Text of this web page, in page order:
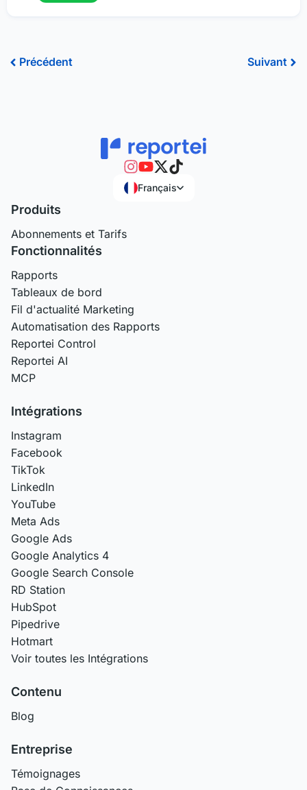
Précédent
Précédent Suivant
Français
Produits
Abonnements et Tarifs
Fonctionnalités
Rapports
Tableaux de bord
Fil d'actualité Marketing
Automatisation des Rapports
Reportei Control
Reportei AI
MCP
Intégrations
Instagram
Facebook
TikTok
LinkedIn
YouTube
Meta Ads
Google Ads
Google Analytics 4
Google Search Console
RD Station
HubSpot
Pipedrive
Hotmart
Voir toutes les Intégrations
Contenu
Blog
Entreprise
Témoignages